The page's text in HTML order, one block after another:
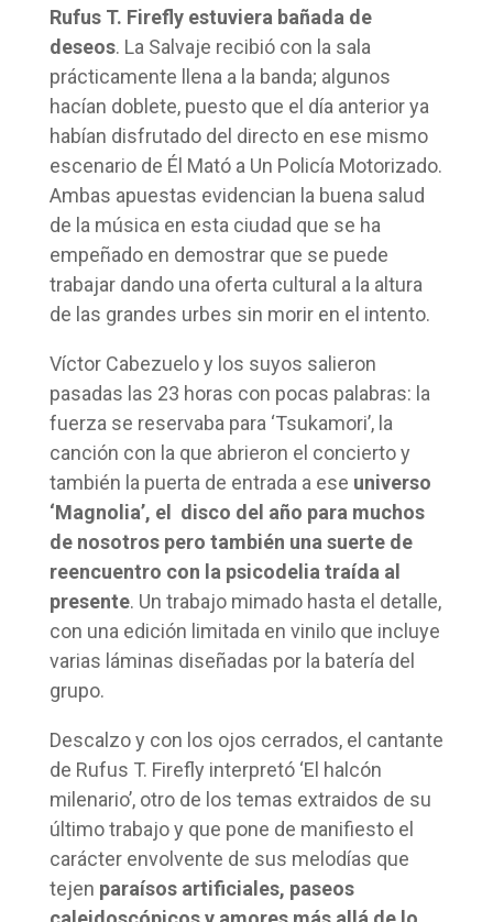
Rufus T. Firefly estuviera bañada de
deseos. La Salvaje recibió con la sala
prácticamente llena a la banda; algunos
hacían doblete, puesto que el día anterior ya
habían disfrutado del directo en ese mismo
escenario de Él Mató a Un Policía Motorizado.
Ambas apuestas evidencian la buena salud
de la música en esta ciudad que se ha
empeñado en demostrar que se puede
trabajar dando una oferta cultural a la altura
de las grandes urbes sin morir en el intento.
Víctor Cabezuelo y los suyos salieron
pasadas las 23 horas con pocas palabras: la
fuerza se reservaba para ‘Tsukamori’, la
canción con la que abrieron el concierto y
también la puerta de entrada a ese universo
‘Magnolia’, el disco del año para muchos
de nosotros pero también una suerte de
reencuentro con la psicodelia traída al
presente. Un trabajo mimado hasta el detalle,
con una edición limitada en vinilo que incluye
varias láminas diseñadas por la batería del
grupo.
Descalzo y con los ojos cerrados, el cantante
de Rufus T. Firefly interpretó ‘El halcón
milenario’, otro de los temas extraidos de su
último trabajo y que pone de manifiesto el
carácter envolvente de sus melodías que
tejen paraísos artificiales, paseos